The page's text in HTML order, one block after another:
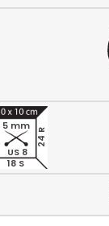
18 S
24 R
5 mm
US 8